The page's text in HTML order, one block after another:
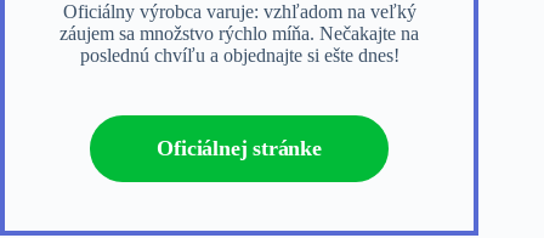
Oficiálny výrobca varuje: vzhľadom na veľký
záujem sa množstvo rýchlo míňa. Nečakajte na
poslednú chvíľu a objednajte si ešte dnes!
Oficiálnej stránke